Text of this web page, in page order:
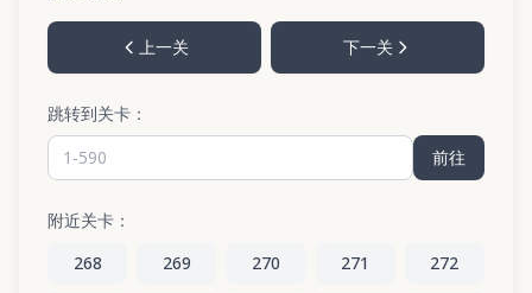
上一关 下一关
跳转到关卡：
前往
附近关卡：
268
269 270 271 272